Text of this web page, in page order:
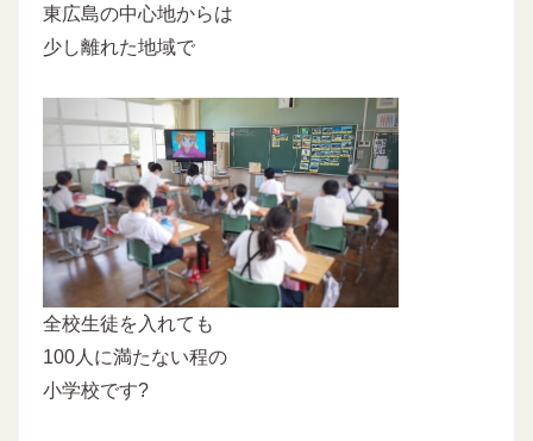
東広島の中心地からは
少し離れた地域で
全校生徒を入れても
100人に満たない程の
小学校です?